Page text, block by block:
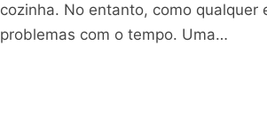
cozinha. No entanto, como
problemas com o tempo. Uma…